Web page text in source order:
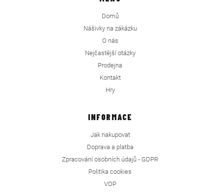
Domů
Nášivky na zákázku
O nás
Nejčastější otázky
Prodejna
Kontakt
Hry
INFORMACE
Jak nakupovat
Doprava a platba
Zpracování osobních údajů - GDPR
Politika cookies
VOP